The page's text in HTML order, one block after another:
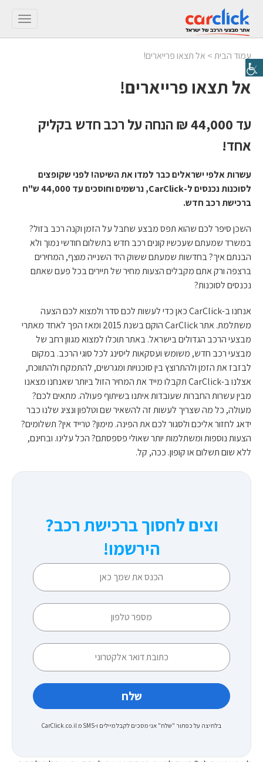
עמוד הבית> אל תצאו פרייארים!
אל תצאו פרייארים!
עד 44,000 ₪ הנחה על רכב חדש בקליק
אחד!
עשרות אלפי ישראלים כבר למדו את השיטה! לפני שקופצים
לסוכנות נכנסים ל-CarClick, נרשמים וחוסכים עד 44,000 ש"ח
ברכישת רכב חדש.
השכן סיפר לכם שהוא תפס מבצע שחבל על הזמן וקנה רכב בזול?
במשרד שמעתם שעכשיו קונים רכב חדש בתשלום חודשי נמוך ולא
הבנתם איך? בחדשות שמעתם ששוק היד השנייה מוצף, המחירים
ברצפה ורק אתם מקבלים הצעות מחיר של תיירים בכל פעם שאתם
נכנסים לסוכנות?
אנחנו ב-CarClick כאן כדי לעשות לכם סדר ולמצוא לכם הצעה
משתלמת. אתר CarClick הוקם בשנת 2015 ומאז הפך לאחד מאתרי
מבצעי הרכב הגדולים בישראל. באתר תוכלו למצוא מגוון רחב של
מבצעי רכב חדש, משומש ועסקאות ליסינג לכל סוגי הרכב. במקום
לבזבז את הזמן ולהתרוצץ בין סוכנויות ומגרשים, להתמקח ולהתווכח,
אצלנו ב-CarClick תקבלו מייד את המחיר הזול ביותר שאנחנו מצאנו
מבין עשרות החברות שעובדות איתנו בשיתוף פעולה. מתאים לכם?
מעולה, כל מה שצריך לעשות זה להשאיר שם וטלפון ונציג שלנו כבר
ידאג לחזור אליכם ולסגור לכם את הפינה. מימון? טרייד אין? תשלומים?
הצעות נוספות ומשתלמות יותר שאולי פספסתם? הכל עלינו. ובחינם,
ללא שום תשלום או קופון. ככה, קל.
וצים לחסוך ברכישת רכב?
הירשמו!
בלחיצה על כפתור "שלח" אני מסכים לקבל מיילים ו-SMS מ CarClick.co.il